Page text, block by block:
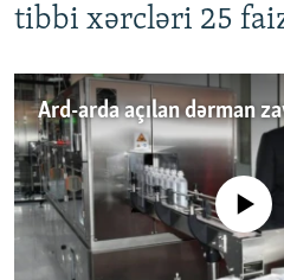
tibbi xərcləri 25
No media source